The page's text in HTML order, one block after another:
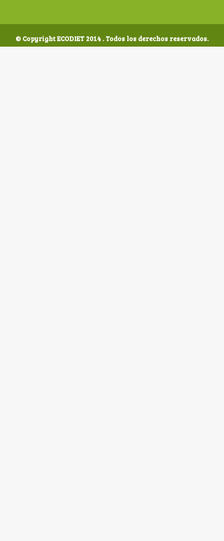
© Copyright ECODIET 2014 . Todos los derechos reservados.